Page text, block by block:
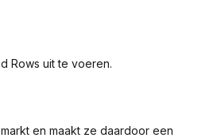
Rows uit te voeren.
en maakt ze daardoor een